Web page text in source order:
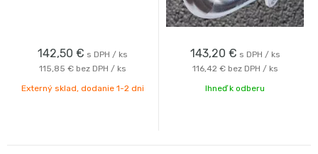
142,50 € s DPH / ks
115,85 € bez DPH / ks
Externý sklad, dodanie 1-2 dni
143,20 € s DPH / ks
116,42 € bez DPH / ks
Ihneď k odberu